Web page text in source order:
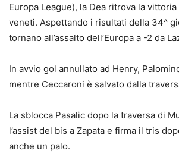
Europa League), la Dea ritrova la
veneti. Aspettando i risultati della 34^
tornano all’assalto dell’Europa a -2 da
In avvio gol annullato ad Henry,
mentre Ceccaroni è salvato dalla
La sblocca Pasalic dopo la traversa di
l’assist del bis a Zapata e firma il tris
anche un palo.